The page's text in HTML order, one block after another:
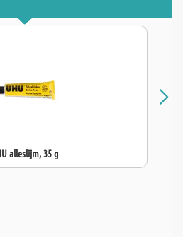
alleslijm, 35 g